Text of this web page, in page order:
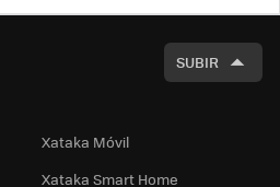
SUBIR
Xataka Móvil
Xataka Smart Home